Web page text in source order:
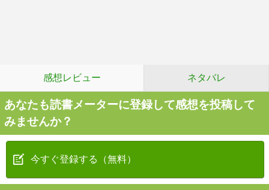
感想レビュー ネタバレ
あなたも読書メーターに登録して感想を投稿して
みませんか？
今すぐ登録する（無料）